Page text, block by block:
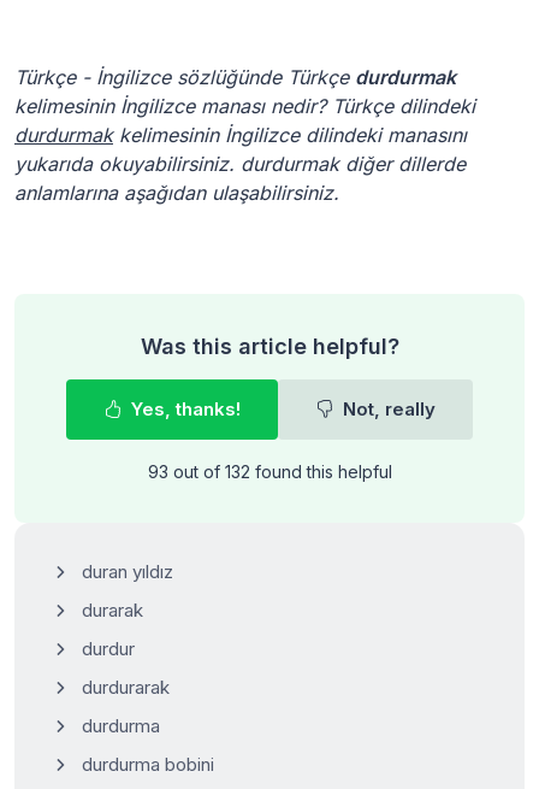
Türkçe - İngilizce sözlüğünde Türkçe durdurmak
kelimesinin İngilizce manası nedir? Türkçe dilindeki
durdurmakkelimesinin İngilizce dilindeki manasını
yukarıda okuyabilirsiniz. durdurmak diğer dillerde
anlamlarına aşağıdan ulaşabilirsiniz.
Was this article helpful?
Yes, thanks! Not, really
93 out of 132 found this helpful
duran yıldız
durarak
durdur
durdurarak
durdurma
durdurma bobini